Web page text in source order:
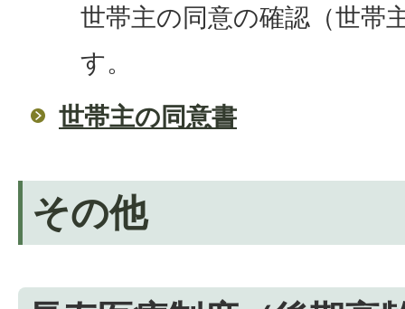
世帯主の同意の確認（世帯
す。
世帯主の同意書
その他